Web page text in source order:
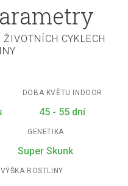
CYKLECH
DOBA KVĚTU INDOOR
45 - 55 dní
GENETIKA
Super Skunk
VÝŠKA ROSTLINY